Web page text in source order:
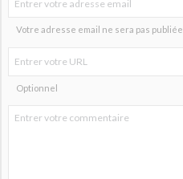
Votre adresse email ne sera pas publiée
Optionnel